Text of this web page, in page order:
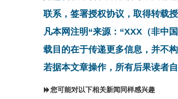
联系，签署授权协议，取得转载授
凡本网注明“来源：“XXX（非中
载目的在于传递更多信息，并不
若据本文章操作，所有后果读者
您可能对以下相关新闻同样感兴趣